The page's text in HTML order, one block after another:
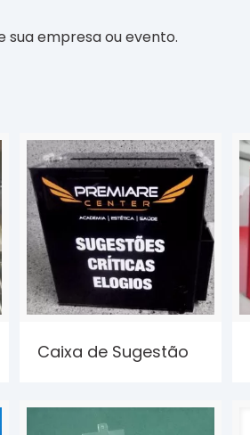
sua empresa ou evento.
Caixa de Sugestão